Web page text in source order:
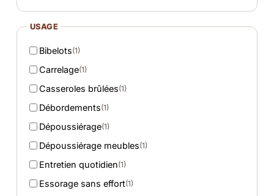
USAGE
Bibelots(1)
Carrelage(1)
Casseroles brûlées(1)
Débordements(1)
Dépoussiérage(1)
Dépoussiérage meubles(1)
Entretien quotidien(1)
Essorage sans effort(1)